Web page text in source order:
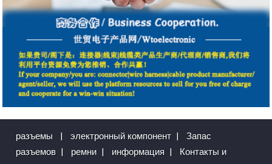
разъемы | электронный компонент |
Запас
разъемов | ремни | информация |
Контакты и